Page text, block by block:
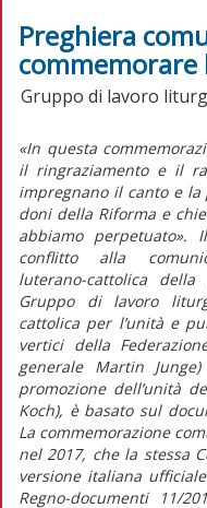
Preghiera
commemorare
Gruppo di lavoro
«In questa
il ringraziamento e il
impregnano il canto e
doni della Riforma e
abbiamo perpetuato».
conflitto alla
luterano-cattolica
Gruppo di lavoro
cattolica per l’unità e
vertici della
generale Martin
promozione dell’unità
Koch), è basato sul
La commemorazione
nel 2017, che la stessa
versione italiana
Regno-documenti 11/